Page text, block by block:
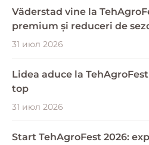
Väderstad vine la
premium și reduceri de
31 июл 2026
Lidea aduce la
top
31 июл 2026
Start TehAgroFest 2026: